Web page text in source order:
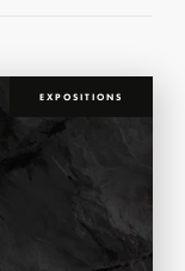
EXPOSITIONS